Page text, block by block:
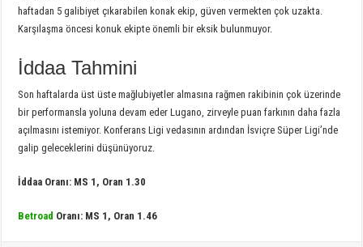
haftadan 5 galibiyet çıkarabilen konak ekip, güven vermekten çok uzakta.
Karşılaşma öncesi konuk ekipte önemli bir eksik bulunmuyor.
İddaa Tahmini
Son haftalarda üst üste mağlubiyetler almasına rağmen rakibinin çok üzerinde
bir performansla yoluna devam eder Lugano, zirveyle puan farkının daha fazla
açılmasını istemiyor. Konferans Ligi vedasının ardından İsviçre Süper Ligi’nde
galip geleceklerini düşünüyoruz.
İddaa Oranı: MS 1, Oran 1.30
Betroad Oranı: MS 1, Oran 1.46